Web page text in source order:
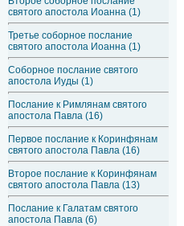
святого апостола Иоанна (1)
Третье соборное послание
святого апостола Иоанна (1)
Соборное послание святого
апостола Иуды (1)
Послание к Римлянам святого
апостола Павла (16)
Первое послание к Коринфянам
святого апостола Павла (16)
Второе послание к Коринфянам
святого апостола Павла (13)
Послание к Галатам святого
апостола Павла (6)